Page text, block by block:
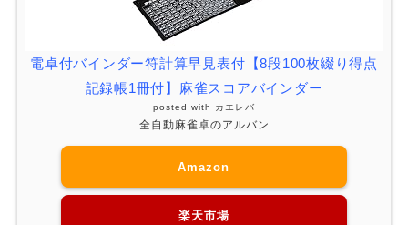
電卓付バインダー符計算早見表付【8段100枚綴り得点
記録帳1冊付】麻雀スコアバインダー
posted with カエレバ
全自動麻雀卓のアルバン
Amazon
楽天市場